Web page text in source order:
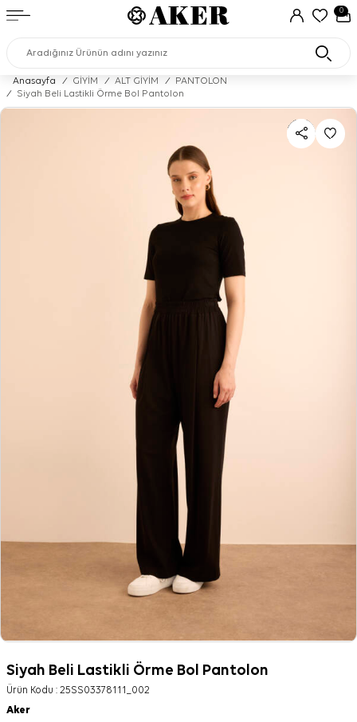
0
Anasayfa / GİYİM / ALT GİYİM /
PANTOLON
/
Siyah Beli Lastikli Örme Bol Pantolon
Siyah Beli Lastikli Örme Bol Pantolon
Ürün Kodu : 25SS03378111_002
Aker